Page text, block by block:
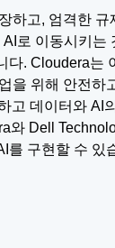
하고, 엄격한 규
로 이동시키는
다. Cloudera는
을 위해 안전하
고 데이터와 AI
와 Dell
를 구현할 수 있